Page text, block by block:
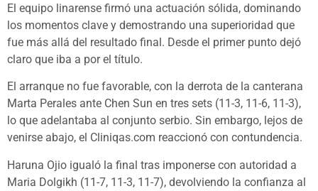
El equipo linarense firmó una actuación sólida, dominando
los momentos clave y demostrando una superioridad que
fue más allá del resultado final. Desde el primer punto dejó
claro que iba a por el título.
El arranque no fue favorable, con la derrota de la canterana
Marta Perales ante Chen Sun en tres sets (11-3, 11-6, 11-3),
lo que adelantaba al conjunto serbio. Sin embargo, lejos de
venirse abajo, el Cliniqas.com reaccionó con contundencia.
Haruna Ojio igualó la final tras imponerse con autoridad a
Maria Dolgikh (11-7, 11-3, 11-7), devolviendo la confianza al